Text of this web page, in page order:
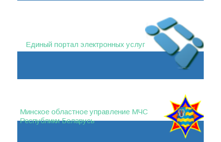
Единый портал электронных услуг
Минское областное управление МЧС
Республики Беларусь